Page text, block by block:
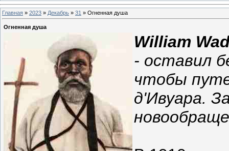
Главная » 2023 » Декабрь » 31 » Огненная душа
Огненная душа
William
- оставил
чтобы
д'Ивуара.